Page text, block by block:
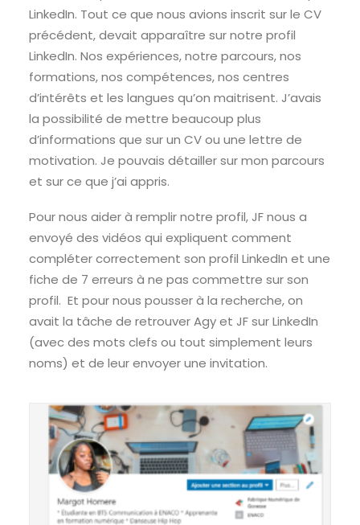
LinkedIn. Tout ce que nous avions inscrit sur le CV
précédent, devait apparaître sur notre profil
LinkedIn. Nos expériences, notre parcours, nos
formations, nos compétences, nos centres
d’intérêts et les langues qu’on maitrisent. J’avais
la possibilité de mettre beaucoup plus
d’informations que sur un CV ou une lettre de
motivation. Je pouvais détailler sur mon parcours
et sur ce que j’ai appris.
Pour nous aider à remplir notre profil, JF nous a
envoyé des vidéos qui expliquent comment
compléter correctement son profil LinkedIn et une
fiche de 7 erreurs à ne pas commettre sur son
profil. Et pour nous pousser à la recherche, on
avait la tâche de retrouver Agy et JF sur LinkedIn
(avec des mots clefs ou tout simplement leurs
noms) et de leur envoyer une invitation.